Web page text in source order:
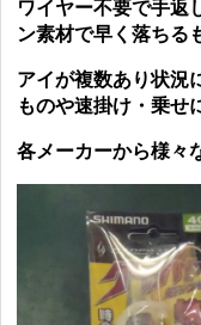
ワイヤー不要で手返
ン素材で早く落ちる
アイが複数あり状況
ものや速掛け・乗せ
各メーカーから様々